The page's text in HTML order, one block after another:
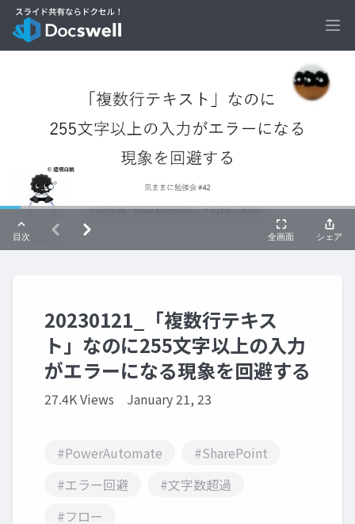
20230121_「複数行テキス
ト」なのに255文字以上の入力
がエラーになる現象を回避する
27.4K Views January 21, 23
#PowerAutomate
#SharePoint
#エラー回避
#文字数超過
#フロー